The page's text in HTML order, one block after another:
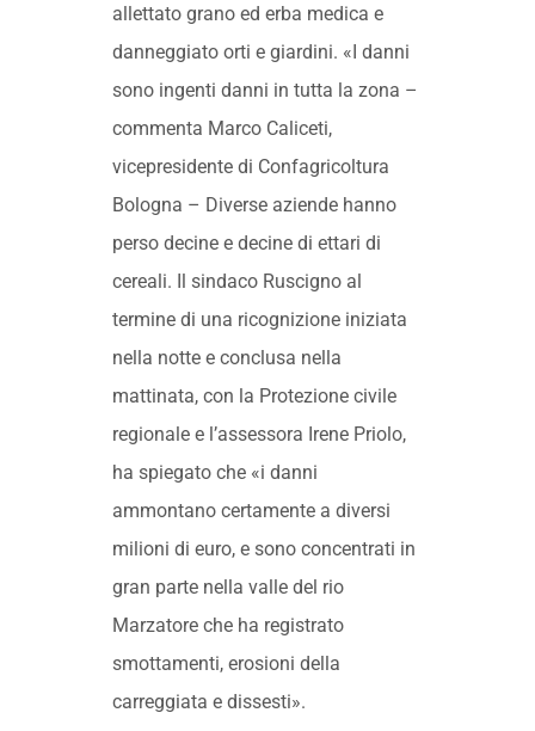
allettato grano ed erba medica e
danneggiato orti e giardini. «I danni
sono ingenti danni in tutta la zona –
commenta Marco Caliceti,
vicepresidente di Confagricoltura
Bologna – Diverse aziende hanno
perso decine e decine di ettari di
cereali. Il sindaco Ruscigno al
termine di una ricognizione iniziata
nella notte e conclusa nella
mattinata, con la Protezione civile
regionale e l’assessora Irene Priolo,
ha spiegato che «i danni
ammontano certamente a diversi
milioni di euro, e sono concentrati in
gran parte nella valle del rio
Marzatore che ha registrato
smottamenti, erosioni della
carreggiata e dissesti».